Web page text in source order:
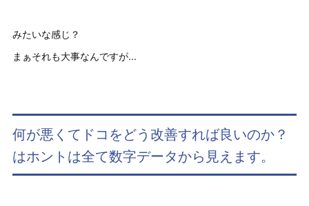
みたいな感じ？
まぁそれも大事なんですが...
何が悪くてドコをどう改善すれば良いのか？
はホントは全て数字データから見えます。